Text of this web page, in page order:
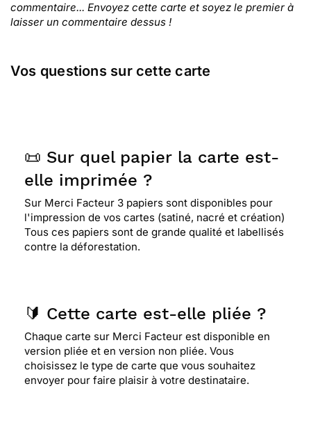
commentaire... Envoyez cette carte et soyez le premier à
laisser un commentaire dessus !
Vos questions sur cette carte
📜 Sur quel papier la carte est-
elle imprimée ?
Sur Merci Facteur 3 papiers sont disponibles pour
l'impression de vos cartes (satiné, nacré et création)
Tous ces papiers sont de grande qualité et labellisés
contre la déforestation.
🔰 Cette carte est-elle pliée ?
Chaque carte sur Merci Facteur est disponible en
version pliée et en version non pliée. Vous
choisissez le type de carte que vous souhaitez
envoyer pour faire plaisir à votre destinataire.